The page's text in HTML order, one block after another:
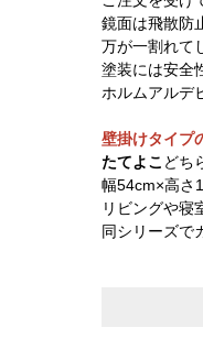
鏡面は飛散防
万が一割れて
塗装には安全
ホルムアルデ
壁掛けタイプ
たてよこ どち
幅54cm×高さ
リビングや寝
同シリーズで